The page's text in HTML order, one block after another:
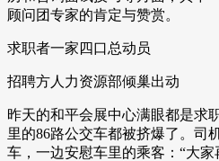
顾问团专家的肯定与赞赏。
求职者一家四口总动员
招聘方人力资源部倾巢出动
昨天的和平会展中心满眼都是求
里的86路公交车都被挤爆了。司
车，一边安慰车里的乘客：“大